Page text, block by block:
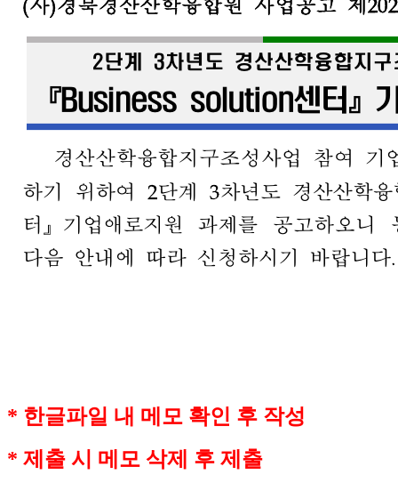
* 한글파일 내 메모 확인 후 작성
* 제출 시 메모 삭제 후 제출